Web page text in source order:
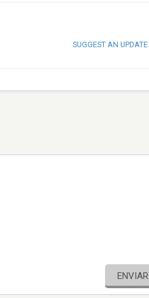
SUGGEST AN UPDATE
ENVIAR